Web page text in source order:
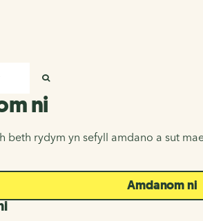
ni
beth rydym yn sefyll amdano a sut
Amdanom ni